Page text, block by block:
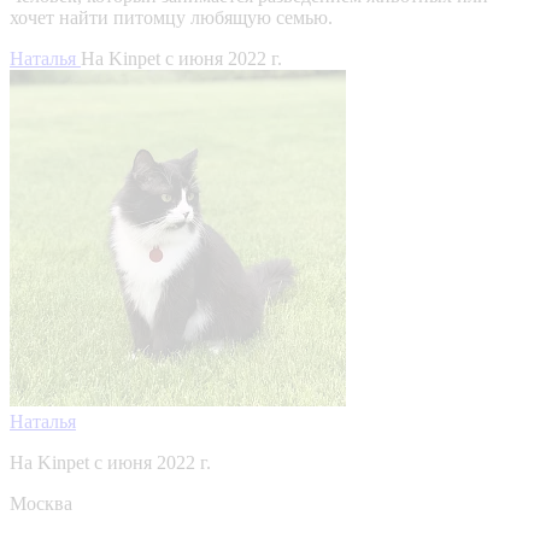
хочет найти питомцу любящую семью.
Наталья На Kinpet c июня 2022 г.
Наталья
На Kinpet c июня 2022 г.
Москва